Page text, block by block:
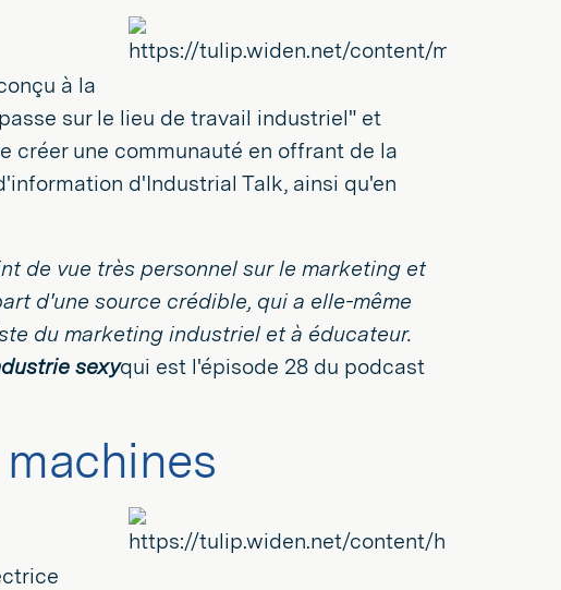
à la
sur le lieu de travail industriel" et
créer une communauté en offrant de la
d'Industrial Talk, ainsi qu'en
de vue très personnel sur le marketing et
d'une source crédible, qui a elle-même
du marketing industriel et à éducateur.
sexyqui est l'épisode 28 du podcast